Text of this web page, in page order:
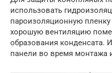
использовать
пароизоляционную пленку
хорошую вентиляцию
образования конденсата.
панели во время монтажа